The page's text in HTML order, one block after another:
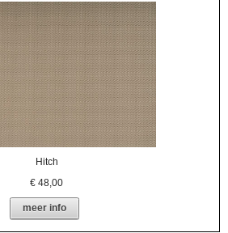
Hitch
€48,00
meer info